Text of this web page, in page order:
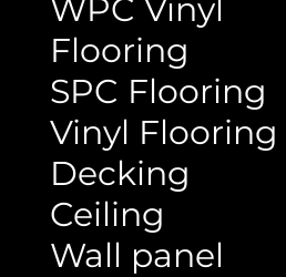
PRODUCT
WPC Vinyl
Flooring
SPC Flooring
Vinyl Flooring
Decking
Ceiling